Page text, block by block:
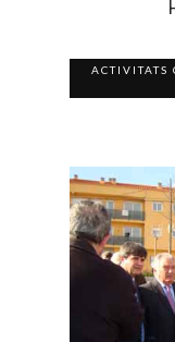
ACTIVITATS